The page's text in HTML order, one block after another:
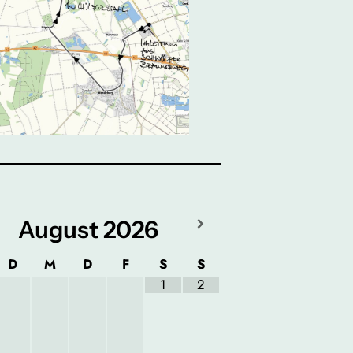
August2026
D M D F S
S
1
2